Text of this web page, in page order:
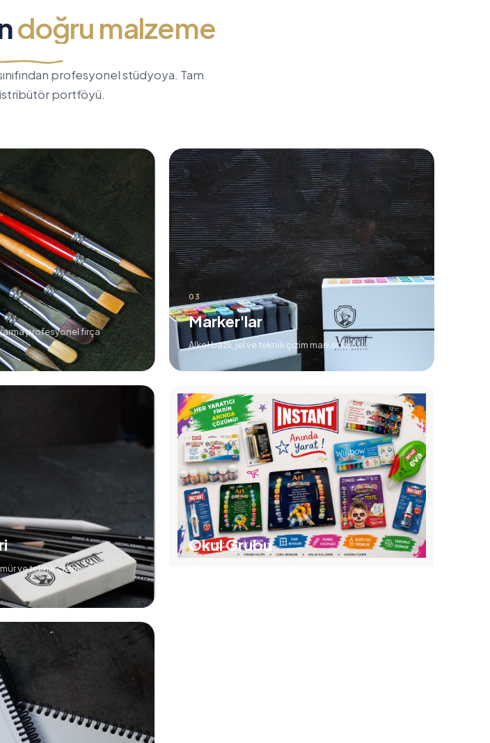
doğru malzeme
profesyonel stüdyoya. Tam
portföyü.
profesyonel fırça
03
Marker'lar
Alkol bazlı, jel ve teknik çizim marker'ları
ve teknik çizim
06
Okul Grubu